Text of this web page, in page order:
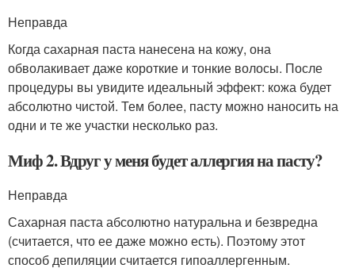
Неправда
Когда сахарная паста нанесена на кожу, она
обволакивает даже короткие и тонкие волосы. После
процедуры вы увидите идеальный эффект: кожа будет
абсолютно чистой. Тем более, пасту можно наносить на
одни и те же участки несколько раз.
Миф 2. Вдруг у меня будет аллергия на пасту?
Неправда
Сахарная паста абсолютно натуральна и безвредна
(считается, что ее даже можно есть). Поэтому этот
способ депиляции считается гипоаллергенным.